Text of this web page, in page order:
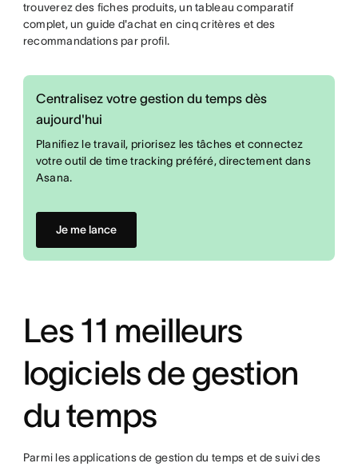
trouverez des fiches produits, un tableau comparatif
complet, un guide d'achat en cinq critères et des
recommandations par profil.
Centralisez votre gestion du temps dès
aujourd'hui
Planifiez le travail, priorisez les tâches et connectez
votre outil de time tracking préféré, directement dans
Asana.
Je me lance
Les 11 meilleurs
logiciels de gestion
du temps
Parmi les applications de gestion du temps et de suivi des